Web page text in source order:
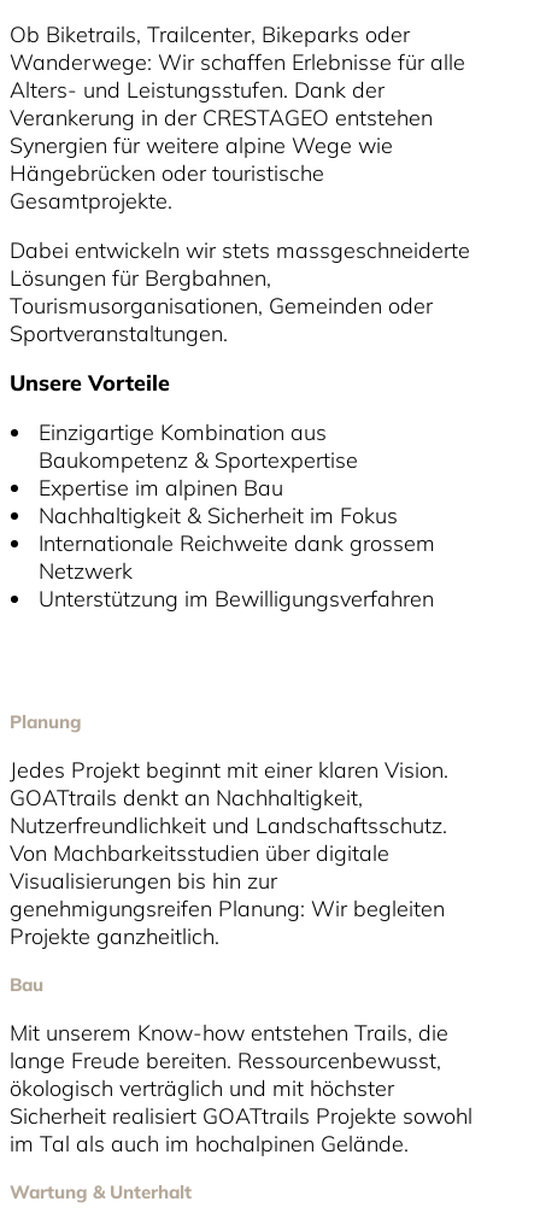
Ob Biketrails, Trailcenter, Bikeparks oder
Wanderwege: Wir schaffen Erlebnisse für alle
Alters- und Leistungsstufen. Dank der
Verankerung in der CRESTAGEO entstehen
Synergien für weitere alpine Wege wie
Hängebrücken oder touristische
Gesamtprojekte.
Dabei entwickeln wir stets massgeschneiderte
Lösungen für Bergbahnen,
Tourismusorganisationen, Gemeinden oder
Sportveranstaltungen.
Unsere Vorteile
Einzigartige Kombination aus
Baukompetenz & Sportexpertise
Expertise im alpinen Bau
Nachhaltigkeit & Sicherheit im Fokus
Internationale Reichweite dank grossem
Netzwerk
Unterstützung im Bewilligungsverfahren
Planung
Jedes Projekt beginnt mit einer klaren Vision.
GOATtrails denkt an Nachhaltigkeit,
Nutzerfreundlichkeit und Landschaftsschutz.
Von Machbarkeitsstudien über digitale
Visualisierungen bis hin zur
genehmigungsreifen Planung: Wir begleiten
Projekte ganzheitlich.
Bau
Mit unserem Know-how entstehen Trails, die
lange Freude bereiten. Ressourcenbewusst,
ökologisch verträglich und mit höchster
Sicherheit realisiert GOATtrails Projekte sowohl
im Tal als auch im hochalpinen Gelände.
Wartung & Unterhalt